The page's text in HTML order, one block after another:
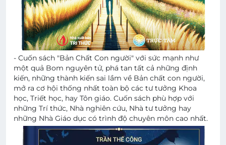
- Cuốn sách "Bản Chất Con người" với sức mạnh như
một quả Bom nguyên tử, phá tan tất cả những định
kiến, những thành kiến sai lầm về Bản chất con người,
mở ra cơ hội thống nhất toàn bộ các tư tưởng Khoa
học, Triết học, hay Tôn giáo. Cuốn sách phù hợp với
những Trí thức, Nhà nghiên cứu, Nhà tư tưởng hay
những Nhà Giáo dục có trình độ chuyên môn cao nhất.